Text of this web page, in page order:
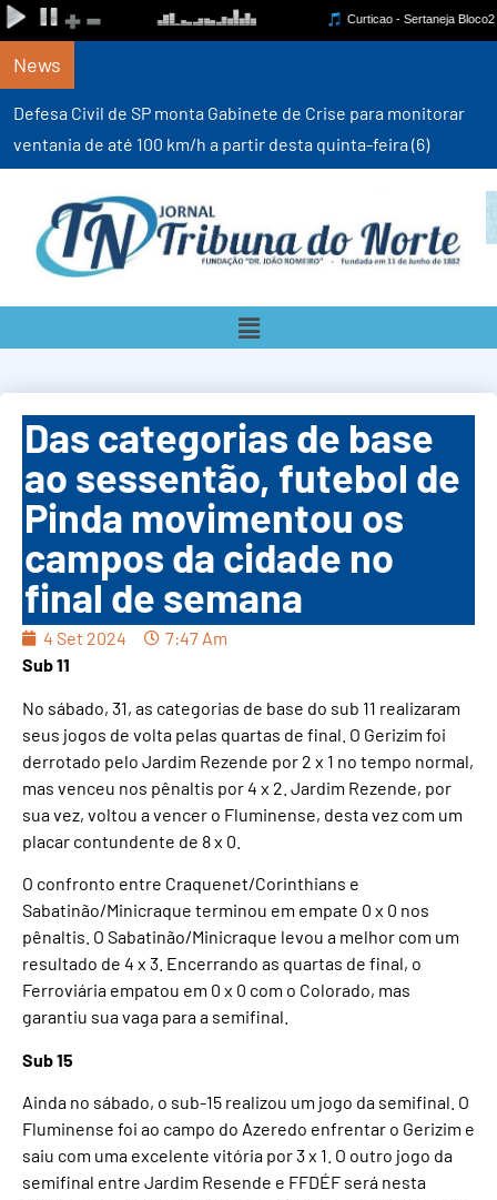
News
Defesa Civil de SP monta Gabinete de Crise para monitorar
ventania de até 100 km/h a partir desta quinta-feira (6)
Das categorias de base
ao sessentão, futebol de
Pinda movimentou os
campos da cidade no
final de semana
4 Set 2024
7:47 Am
Sub 11
No sábado, 31, as categorias de base do sub 11 realizaram
seus jogos de volta pelas quartas de final. O Gerizim foi
derrotado pelo Jardim Rezende por 2 x 1 no tempo normal,
mas venceu nos pênaltis por 4 x 2. Jardim Rezende, por
sua vez, voltou a vencer o Fluminense, desta vez com um
placar contundente de 8 x 0.
O confronto entre Craquenet/Corinthians e
Sabatinão/Minicraque terminou em empate 0 x 0 nos
pênaltis. O Sabatinão/Minicraque levou a melhor com um
resultado de 4 x 3. Encerrando as quartas de final, o
Ferroviária empatou em 0 x 0 com o Colorado, mas
garantiu sua vaga para a semifinal.
Sub 15
Ainda no sábado, o sub-15 realizou um jogo da semifinal. O
Fluminense foi ao campo do Azeredo enfrentar o Gerizim e
saiu com uma excelente vitória por 3 x 1. O outro jogo da
semifinal entre Jardim Resende e FFDÉF será nesta